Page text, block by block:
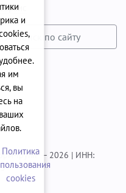
Групп" — 2026 | ИНН:
и
им
вы
на
Политика
сookies